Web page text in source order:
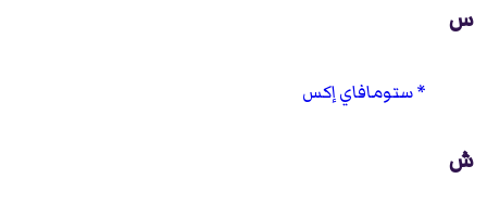
س
ستومافاي إكس
ش